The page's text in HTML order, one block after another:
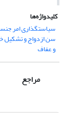
کلیدواژه‌ها
سیاستگذاری امر
سن ازدواج و تشکیل
و عفاف
مراجع